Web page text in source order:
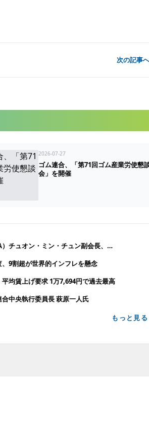
次の記事
2026-07-27
ゴム連合、「第71回ゴム産業労使懇
会」を開催
ベトナムゴム協会（VRA）チュオン・ミン・チュン副会長、天然ゴム産地国としての存在価値高めるベトナム
9割超が世界的インフレを懸念
均賃上げ要求 1万7,694円で過去最高
合中央執行委員長 萩原一人氏
もっと見る
テ
持続可能な社
外の先進事例
RUBBER』の第
る、バラエテ
ルカラーでお届